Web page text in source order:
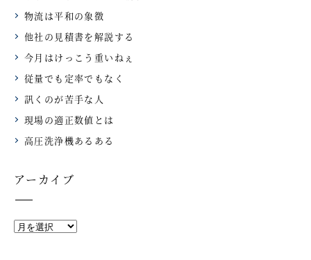
物流は平和の象徴
他社の見積書を解説する
今月はけっこう重いねぇ
従量でも定率でもなく
訊くのが苦手な人
現場の適正数値とは
高圧洗浄機あるある
アーカイブ